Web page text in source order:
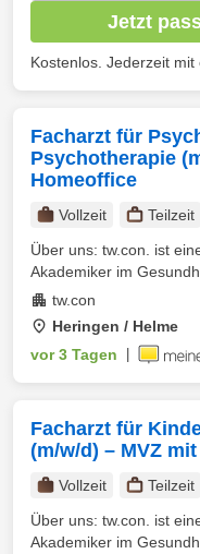
Jetzt
Kostenlos. Jederzeit mit
Facharzt für
Psychotherapie
Homeoffice
Vollzeit Teilzeit
Über uns: tw.con. ist
Akademiker im
tw.con
Heringen / Helme
vor 3 Tagen
Facharzt für
(m/w/d) – MVZ
Vollzeit Teilzeit
Über uns: tw.con. ist
Akademiker im